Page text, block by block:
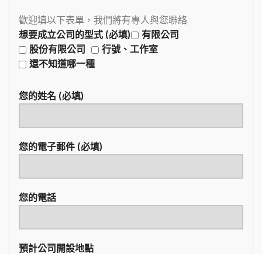
歡迎填以下表單，我們將有專人與您聯絡
想要成立公司的型式 (必填)
有限公司
股份有限公司
行號、工作室
還不知道哪一種
您的姓名 (必填)
您的電子郵件 (必填)
您的電話
預計公司開設地點